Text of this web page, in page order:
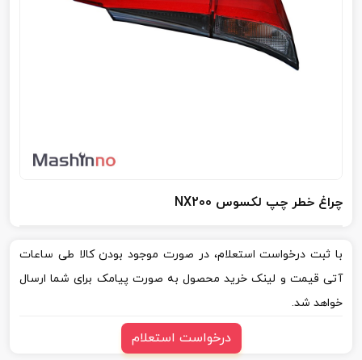
چراغ خطر چپ لکسوس NX200
با ثبت درخواست استعلام، در صورت موجود بودن کالا طی ساعات
آتی قیمت و لینک خرید محصول به صورت پیامک برای شما ارسال
خواهد شد.
درخواست استعلام